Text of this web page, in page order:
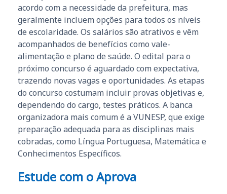
acordo com a necessidade da prefeitura, mas
geralmente incluem opções para todos os níveis
de escolaridade. Os salários são atrativos e vêm
acompanhados de benefícios como vale-
alimentação e plano de saúde. O edital para o
próximo concurso é aguardado com expectativa,
trazendo novas vagas e oportunidades. As etapas
do concurso costumam incluir provas objetivas e,
dependendo do cargo, testes práticos. A banca
organizadora mais comum é a VUNESP, que exige
preparação adequada para as disciplinas mais
cobradas, como Língua Portuguesa, Matemática e
Conhecimentos Específicos.
Estude com o Aprova